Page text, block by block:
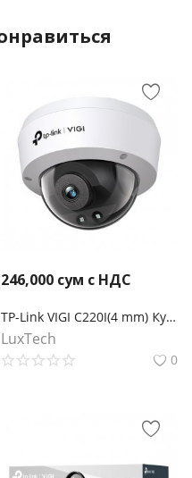
246,000 сум с НДС
TP-Link VIGI C220I(4 mm) Купольная камера 2 Мп с ИК‑подсветкой
LuxTech
0